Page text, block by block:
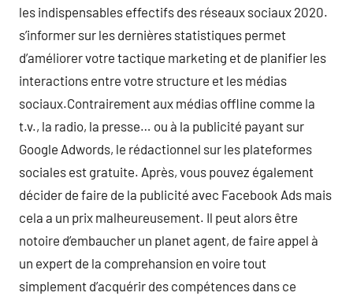
les indispensables effectifs des réseaux sociaux 2020.
s’informer sur les dernières statistiques permet
d’améliorer votre tactique marketing et de planifier les
interactions entre votre structure et les médias
sociaux.Contrairement aux médias offline comme la
t.v., la radio, la presse… ou à la publicité payant sur
Google Adwords, le rédactionnel sur les plateformes
sociales est gratuite. Après, vous pouvez également
décider de faire de la publicité avec Facebook Ads mais
cela a un prix malheureusement. Il peut alors être
notoire d’embaucher un planet agent, de faire appel à
un expert de la comprehansion en voire tout
simplement d’acquérir des compétences dans ce